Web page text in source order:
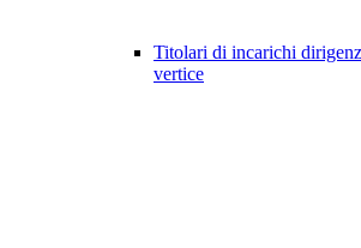
Titolari di incarichi
vertice